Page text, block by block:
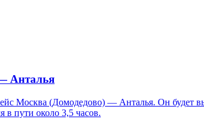
Анталья
Москва (Домодедово) — Анталья. Он будет
в пути около 3,5 часов.